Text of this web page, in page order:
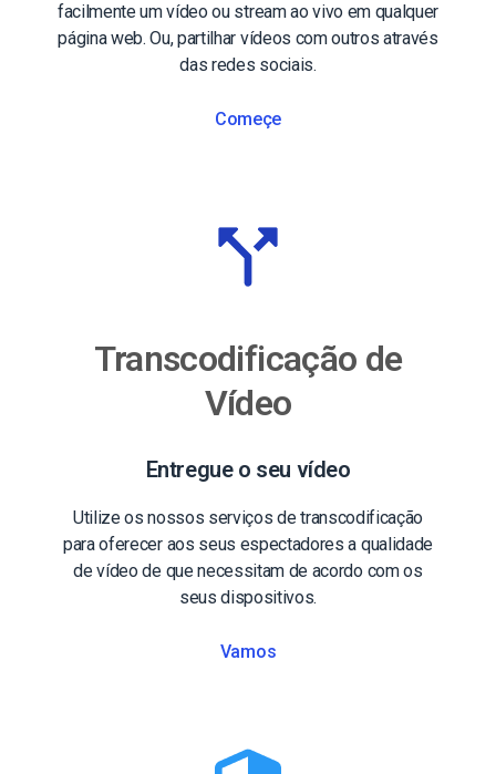
facilmente um vídeo ou stream ao vivo em qualquer
página web. Ou, partilhar vídeos com outros através
das redes sociais.
Começe
Transcodificação de
Vídeo
Entregue o seu vídeo
Utilize os nossos serviços de transcodificação
para oferecer aos seus espectadores a qualidade
de vídeo de que necessitam de acordo com os
seus dispositivos.
Vamos